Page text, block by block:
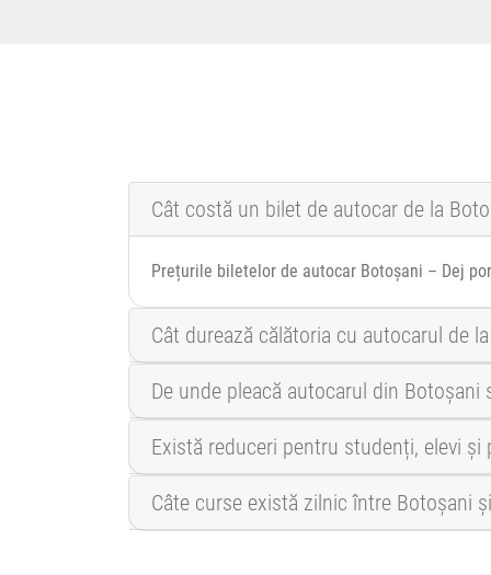
Cât costă un bilet de autocar de la
Prețurile biletelor de autocar Botoșani – Dej
Cât durează călătoria cu autocarul de
De unde pleacă autocarul din Botoșani
Există reduceri pentru studenți, elevi
Câte curse există zilnic între Botoșani